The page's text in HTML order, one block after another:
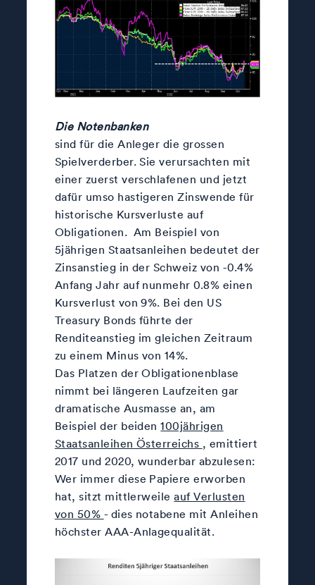
Die Notenbanken
sind für die Anleger die grossen
Spielverderber. Sie verursachten mit
einer zuerst verschlafenen und jetzt
dafür umso hastigeren Zinswende für
historische Kursverluste auf
Obligationen. Am Beispiel von
5jährigen Staatsanleihen bedeutet der
Zinsanstieg in der Schweiz von -0.4%
Anfang Jahr auf nunmehr 0.8% einen
Kursverlust von 9%. Bei den US
Treasury Bonds führte der
Renditeanstieg im gleichen Zeitraum
zu einem Minus von 14%.
Das Platzen der Obligationenblase
nimmt bei längeren Laufzeiten gar
dramatische Ausmasse an, am
Beispiel der beiden100jährigen
Staatsanleihen Österreichs , emittiert
2017 und 2020, wunderbar abzulesen:
Wer immer diese Papiere erworben
hat, sitzt mittlerweileauf Verlusten
von 50% - dies notabene mit Anleihen
höchster AAA-Anlagequalität.